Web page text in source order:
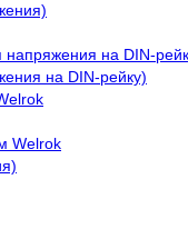
на DIN-
на DIN-рейку)
Welrok